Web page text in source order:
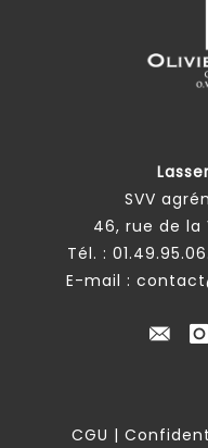
SVV
46, rue de la
Tél. :
E-mail :
CGU |